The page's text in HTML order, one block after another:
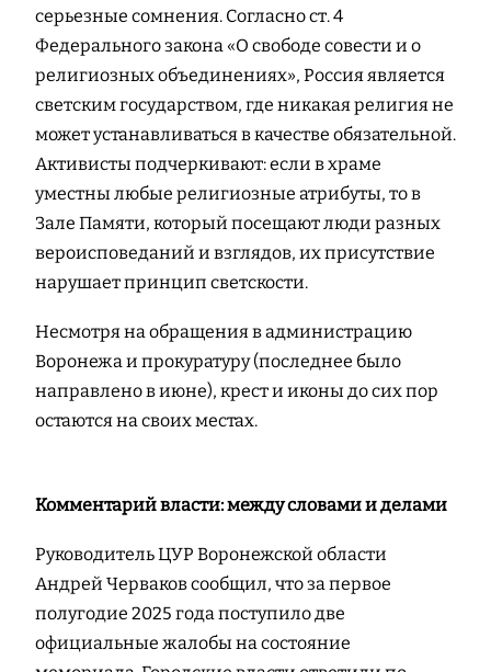
серьезные сомнения. Согласно ст. 4
Федерального закона «О свободе совести и о
религиозных объединениях», Россия является
светским государством, где никакая религия не
может устанавливаться в качестве обязательной.
Активисты подчеркивают: если в храме
уместны любые религиозные атрибуты, то в
Зале Памяти, который посещают люди разных
вероисповеданий и взглядов, их присутствие
нарушает принцип светскости.
Несмотря на обращения в администрацию
Воронежа и прокуратуру (последнее было
направлено в июне), крест и иконы до сих пор
остаются на своих местах.
Комментарий власти: между словами и делами
Руководитель ЦУР Воронежской области
Андрей Черваков сообщил, что за первое
полугодие 2025 года поступило две
официальные жалобы на состояние